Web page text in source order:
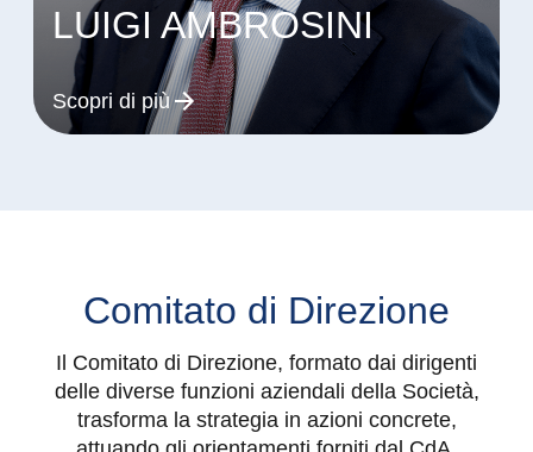
LUIGI AMBROSINI
Scopri di più
Comitato di Direzione
Il Comitato di Direzione, formato dai dirigenti
delle diverse funzioni aziendali della Società,
trasforma la strategia in azioni concrete,